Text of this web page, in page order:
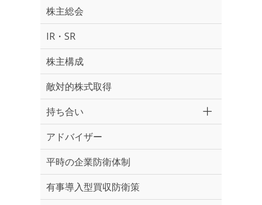
株主総会
IR・SR
株主構成
敵対的株式取得
持ち合い
アドバイザー
平時の企業防衛体制
有事導入型買収防衛策